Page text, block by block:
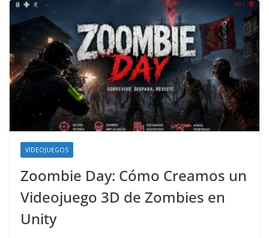
VIDEOJUEGOS
Zoombie Day: Cómo Creamos un
Videojuego 3D de Zombies en
Unity